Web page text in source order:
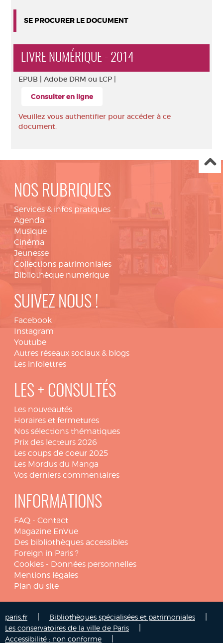
SE PROCURER LE DOCUMENT
LIVRE NUMÉRIQUE - 2014
EPUB | Adobe DRM ou LCP |
Consulter en ligne
Veuillez vous authentifier pour accéder à ce
document.
NOS RUBRIQUES
Services & infos pratiques
Agenda
Musique
Cinéma
Jeunesse
Collections patrimoniales
Bibliothèque numérique
SUIVEZ NOUS !
Facebook
Instagram
Youtube
Autres réseaux sociaux & blogs
Les infolettres
LES + CONSULTÉS
Les nouveautés
Horaires et fermetures
Nos sélections thématiques
Prix des lecteurs 2026
Les coups de coeur 2025
Les Mordus du Manga
Vos derniers commentaires
INFORMATIONS
FAQ - Contact
Magazine EnVue
Des bibliothèques accessibles
Foreign in Paris ?
Cookies - Données personnelles
Mentions légales
Plan du site
paris.fr Bibliothèques spécialisées et patrimoniales
Les conservatoires de la ville de Paris
Accessibilité : non conforme